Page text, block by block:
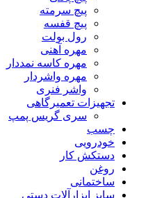
پیچ سرمته
پیچ قفسه
رول بولت
مهره آهنی
مهره کاسه نمددار
مهره واشردار
واشر فنری
تجهیزات تعمیرگاهی
سری گریس پمپ
چسب
خودرویی
دستکش کار
روغن
ساختمانی
سایز ابزارآلات دستی